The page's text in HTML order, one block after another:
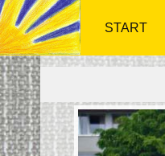
START